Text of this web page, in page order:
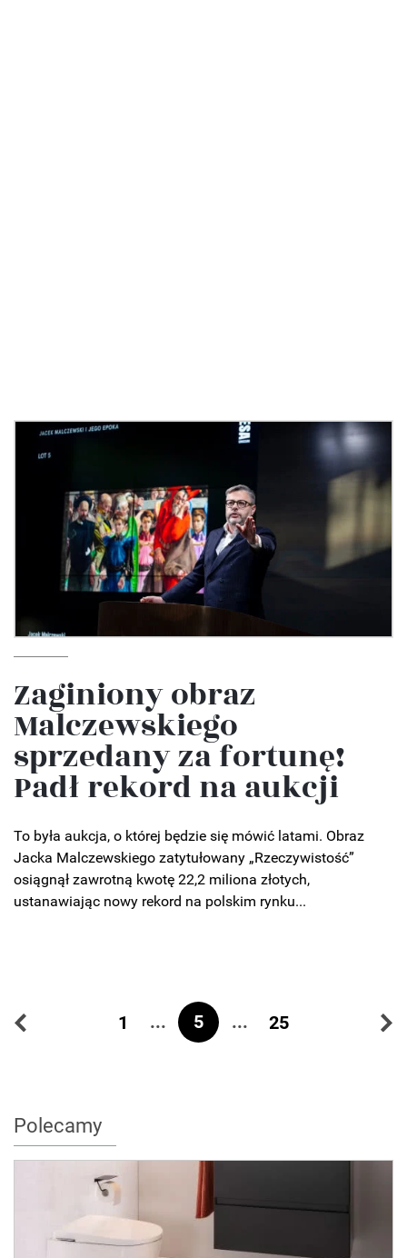
Zaginiony obraz
Malczewskiego
sprzedany za fortunę!
Padł rekord na aukcji
To była aukcja, o której będzie się mówić latami. Obraz
Jacka Malczewskiego zatytułowany „Rzeczywistość”
osiągnął zawrotną kwotę 22,2 miliona złotych,
ustanawiając nowy rekord na polskim rynku...
1 ... 5 ... 25
Polecamy